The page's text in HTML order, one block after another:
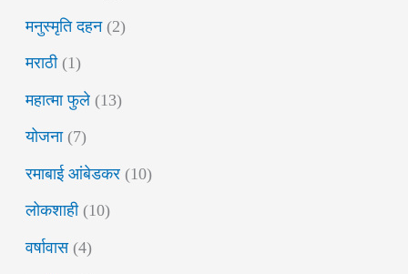
मनुस्मृति दहन(2)
मराठी(1)
महात्मा फुले (13)
योजना(7)
रमाबाई आंबेडकर (10)
लोकशाही(10)
वर्षावास(4)